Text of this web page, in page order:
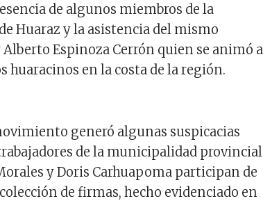
de algunos miembros de la
Huaraz y la asistencia del mismo
Espinoza Cerrón quien se animó a
huaracinos en la costa de la región.
generó algunas suspicacias
de la municipalidad provincial
y Doris Carhuapoma participan de
de firmas, hecho evidenciado en